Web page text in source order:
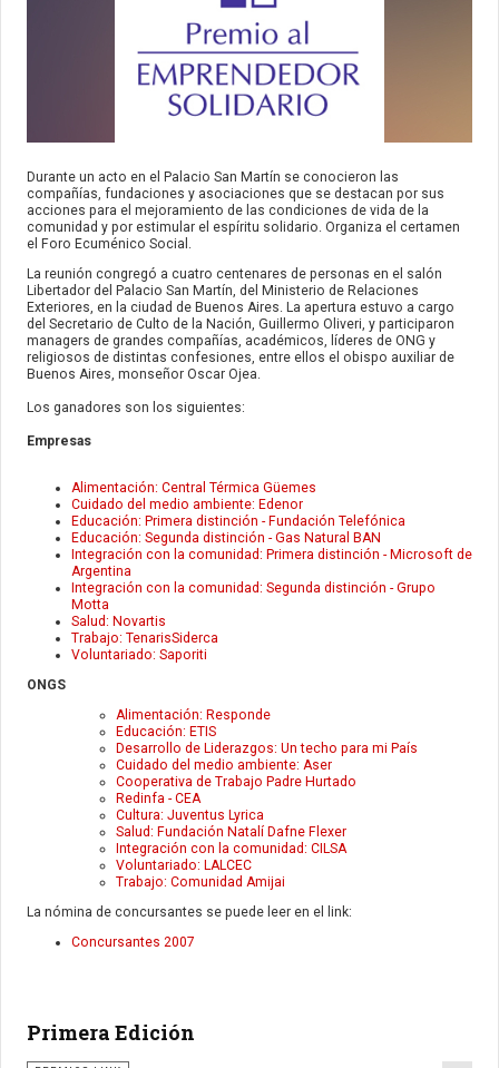
Durante un acto en el Palacio San Martín se conocieron las
compañías, fundaciones y asociaciones que se destacan por sus
acciones para el mejoramiento de las condiciones de vida de la
comunidad y por estimular el espíritu solidario. Organiza el certamen
el Foro Ecuménico Social.
La reunión congregó a cuatro centenares de personas en el salón
Libertador del Palacio San Martín, del Ministerio de Relaciones
Exteriores, en la ciudad de Buenos Aires. La apertura estuvo a cargo
del Secretario de Culto de la Nación, Guillermo Oliveri, y participaron
managers de grandes compañías, académicos, líderes de ONG y
religiosos de distintas confesiones, entre ellos el obispo auxiliar de
Buenos Aires, monseñor Oscar Ojea.
Los ganadores son los siguientes:
Empresas
Alimentación: Central Térmica Güemes
Cuidado del medio ambiente: Edenor
Educación: Primera distinción - Fundación Telefónica
Educación: Segunda distinción - Gas Natural BAN
Integración con la comunidad: Primera distinción - Microsoft de
Argentina
Integración con la comunidad: Segunda distinción - Grupo
Motta
Salud: Novartis
Trabajo: TenarisSiderca
Voluntariado: Saporiti
ONGS
Alimentación: Responde
Educación: ETIS
Desarrollo de Liderazgos: Un techo para mi País
Cuidado del medio ambiente: Aser
Cooperativa de Trabajo Padre Hurtado
Redinfa - CEA
Cultura: Juventus Lyrica
Salud: Fundación Natalí Dafne Flexer
Integración con la comunidad: CILSA
Voluntariado: LALCEC
Trabajo: Comunidad Amijai
La nómina de concursantes se puede leer en el link:
Concursantes 2007
Primera Edición